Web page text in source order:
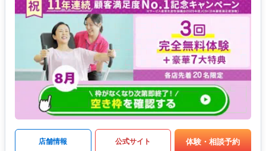
店舗情報 公式サイト 体験・相談予約